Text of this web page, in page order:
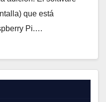
que está
Pi.…